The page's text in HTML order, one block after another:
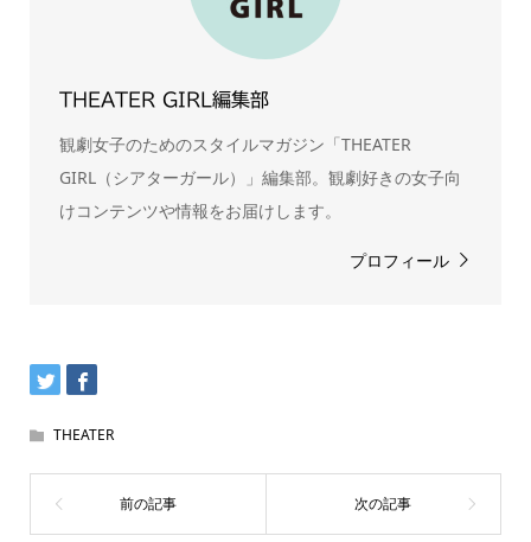
THEATER GIRL編集部
観劇女子のためのスタイルマガジン「THEATER
GIRL（シアターガール）」編集部。観劇好きの女子向
けコンテンツや情報をお届けします。
プロフィール
THEATER